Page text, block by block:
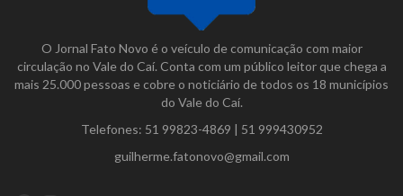
O Jornal Fato Novo é o veículo de comunicação com maior
circulação no Vale do Caí. Conta com um público leitor que chega a
mais 25.000 pessoas e cobre o noticiário de todos os 18 municípios
do Vale do Caí.
Telefones: 51 99823-4869 | 51 999430952
guilherme.fatonovo@gmail.com